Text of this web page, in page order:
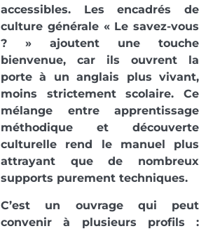
accessibles. Les encadrés de
culture générale « Le savez-vous
? » ajoutent une touche
bienvenue, car ils ouvrent la
porte à un anglais plus vivant,
moins strictement scolaire. Ce
mélange entre apprentissage
méthodique et découverte
culturelle rend le manuel plus
attrayant que de nombreux
supports purement techniques.
C’est un ouvrage qui peut
convenir à plusieurs profils :